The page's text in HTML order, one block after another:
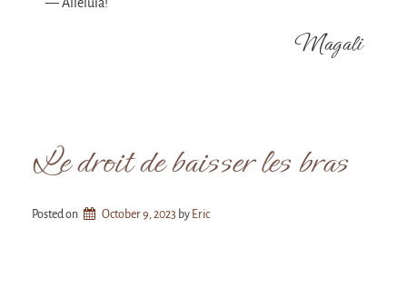
— Alléluia!
Magali
Le droit de baisser les bras
Posted on October 9, 2023 by Eric